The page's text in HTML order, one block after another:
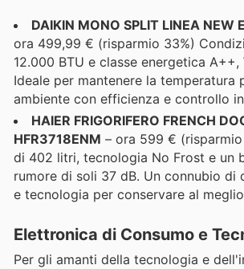
DAIKIN MONO SPLIT LINEA NEW
ora 499,99 € (risparmio 33%)
12.000 BTU e classe energetica A++,
Ideale per mantenere la temperatura
ambiente con efficienza e controllo
HAIER FRIGORIFERO FRENCH
HFR3718ENM – ora 599 €
di 402 litri, tecnologia No Frost e un
rumore di soli 37 dB. Un connubio di
e tecnologia per conservare al
Elettronica di Consumo e
Per gli amanti della tecnologia e